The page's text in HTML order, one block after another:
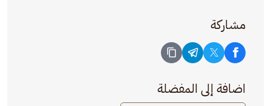
مشاركة
اضافة إلى المفضلة